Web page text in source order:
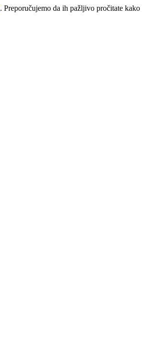
. Preporučujemo da ih pažljivo pročitate